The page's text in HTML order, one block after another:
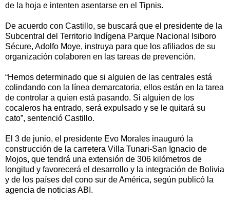
de la hoja e intenten asentarse en el Tipnis.
De acuerdo con Castillo, se buscará que el presidente de la
Subcentral del Territorio Indígena Parque Nacional Isiboro
Sécure, Adolfo Moye, instruya para que los afiliados de su
organización colaboren en las tareas de prevención.
“Hemos determinado que si alguien de las centrales está
colindando con la línea demarcatoria, ellos están en la tarea
de controlar a quien está pasando. Si alguien de los
cocaleros ha entrado, será expulsado y se le quitará su
cato”, sentenció Castillo.
El 3 de junio, el presidente Evo Morales inauguró la
construcción de la carretera Villa Tunari-San Ignacio de
Mojos, que tendrá una extensión de 306 kilómetros de
longitud y favorecerá el desarrollo y la integración de Bolivia
y de los países del cono sur de América, según publicó la
agencia de noticias ABI.